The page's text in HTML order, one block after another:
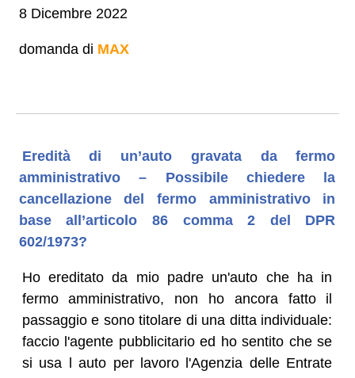
8 Dicembre 2022
domanda di MAX
Eredità di un’auto gravata da fermo
amministrativo – Possibile chiedere la
cancellazione del fermo amministrativo in
base all’articolo 86 comma 2 del DPR
602/1973?
Ho ereditato da mio padre un'auto che ha in
fermo amministrativo, non ho ancora fatto il
passaggio e sono titolare di una ditta individuale:
faccio l'agente pubblicitario ed ho sentito che se
si usa l auto per lavoro l'Agenzia delle Entrate